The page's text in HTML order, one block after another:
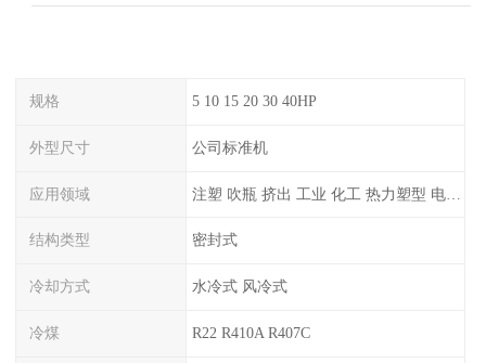
规格 5 10 15 20 30 40HP
外型尺寸 公司标准机
应用领域 注塑 吹瓶 挤出 工业 化工 热力塑型 电镀等
结构类型 密封式
冷却方式 水冷式 风冷式
冷煤 R22 R410A R407C